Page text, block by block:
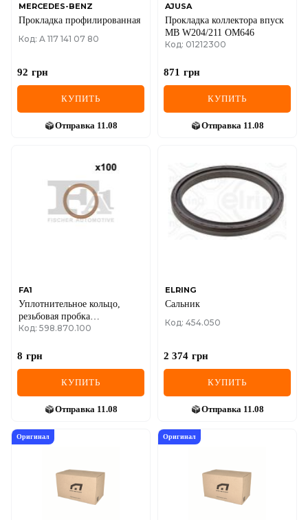
MERCEDES-BENZ
Прокладка профилированная
Код: A 117 141 07 80
92 грн
КУПИТЬ
Отправка 11.08
AJUSA
Прокладка коллектора впуск
MB W204/211 OM646
Код: 01212300
871 грн
КУПИТЬ
Отправка 11.08
FA1
Уплотнительное кольцо,
резьбовая пробка
маслосливн. отверст.
Код: 598.870.100
8 грн
КУПИТЬ
Отправка 11.08
ELRING
Сальник
Код: 454.050
2 374 грн
КУПИТЬ
Отправка 11.08
Оригинал Оригинал